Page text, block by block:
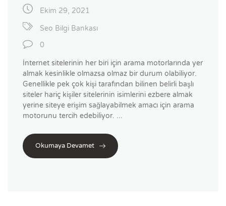
Ekim 29, 2021
Seo Bilgi Bankası
0
İnternet sitelerinin her biri için arama motorlarında yer
almak kesinlikle olmazsa olmaz bir durum olabiliyor.
Genellikle pek çok kişi tarafından bilinen belirli başlı
siteler hariç kişiler sitelerinin isimlerini ezbere almak
yerine siteye erişim sağlayabilmek amacı için arama
motorunu tercih edebiliyor. ...
Okumaya Devamet